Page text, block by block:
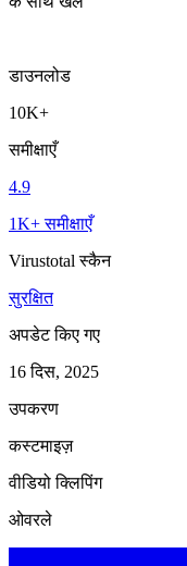
डाउनलोड
10K+
समीक्षाएँ
4.9
1K+ समीक्षाएँ
Virustotal स्कैन
सुरक्षित
अपडेट किए गए
16 दिस, 2025
उपकरण
कस्टमाइज़
वीडियो क्लिपिंग
ओवरले